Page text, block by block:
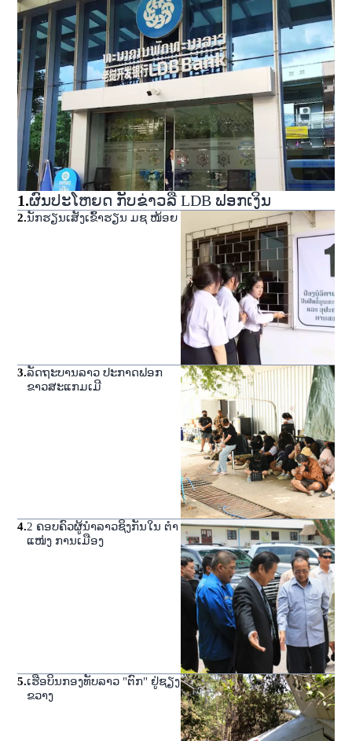
1.ຜົນປະໂຫຍດ ກັບຂ່າວລື LDB ຟອກເງິນ
2.ນັກຮຽນເສັງເຂົ້າຮຽນ ມຊ ໜ້ອຍ
3.ລັດຖະບານລາວ ປະກາດຟອກ
ຂາວສະແກມເມີ
4.2 ຄອບຄົວຜູ້ນໍາລາວຊິງກັນໃນ ຕໍາ
ແໜ່ງ ການເມືອງ
5.ເຮືອບິນກອງທັບລາວ "ຕົກ" ຢູ່ຊຽງ
ຂວາງ